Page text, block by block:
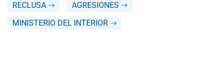
RECLUSA
AGRESIONES
MINISTERIO DEL INTERIOR